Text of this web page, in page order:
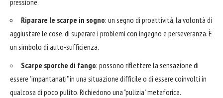
Riparare le scarpe in sogno: un segno di proattività, la volontà di
aggiustare le cose, di superare i problemi con ingegno e perseveranza. È
un simbolo di auto-sufficienza.
Scarpe sporche di fango: possono riflettere la sensazione di
essere "impantanati" in una situazione difficile o di essere coinvolti in
qualcosa di poco pulito. Richiedono una "pulizia" metaforica.